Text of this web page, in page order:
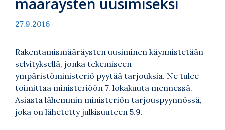
27.9.2016
Rakentamismääräysten uusiminen käynnistetään
selvityksellä, jonka tekemiseen
ympäristöministeriö pyytää tarjouksia. Ne tulee
toimittaa ministeriöön 7. lokakuuta mennessä.
Asiasta lähemmin ministeriön tarjouspyynnössä,
joka on lähetetty julkisuuteen 5.9.